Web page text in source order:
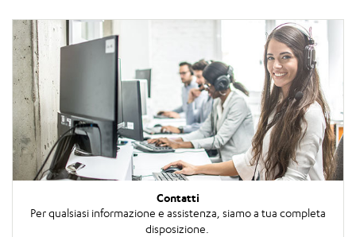
Contatti
Per qualsiasi informazione e assistenza, siamo a tua completa
disposizione.